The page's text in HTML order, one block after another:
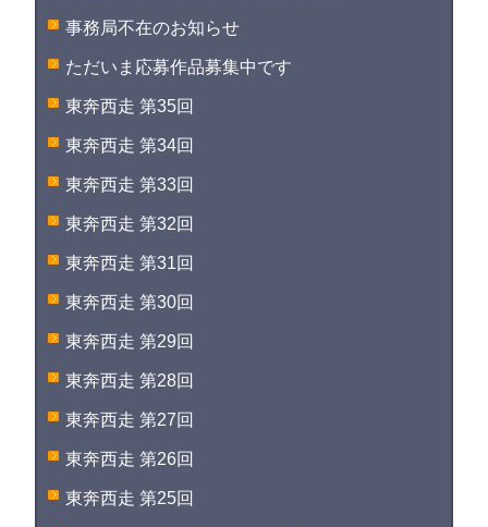
事務局不在のお知らせ
ただいま応募作品募集中です
東奔西走 第35回
東奔西走 第34回
東奔西走 第33回
東奔西走 第32回
東奔西走 第31回
東奔西走 第30回
東奔西走 第29回
東奔西走 第28回
東奔西走 第27回
東奔西走 第26回
東奔西走 第25回